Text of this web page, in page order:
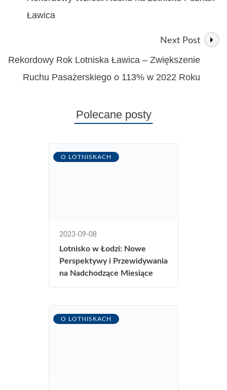
Ławica
Next Post
Rekordowy Rok Lotniska Ławica – Zwiększenie
Ruchu Pasażerskiego o 113% w 2022 Roku
Polecane posty
O LOTNISKACH
2023-09-08
Lotnisko w Łodzi: Nowe
Perspektywy i Przewidywania
na Nadchodzące Miesiące
O LOTNISKACH